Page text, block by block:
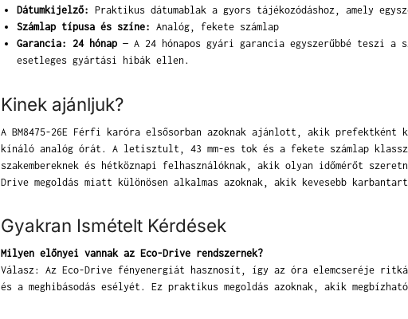
Dátumkijelző: Praktikus dátumablak a gyors tájékozódáshoz, amely
Számlap típusa és színe: Analóg, fekete számlap
Garancia: 24 hónap— A 24 hónapos gyári garancia egyszerűbbé teszi
esetleges gyártási hibák ellen.
Kinek ajánljuk?
A BM8475-26E Férfi karóra elsősorban azoknak ajánlott, akik prefektként
kínáló analóg órát. A letisztult, 43 mm-es tok és a fekete számlap
szakembereknek és hétköznapi felhasználóknak, akik olyan időmérőt
Drive megoldás miatt különösen alkalmas azoknak, akik kevesebb
Gyakran Ismételt Kérdések
Milyen előnyei vannak az Eco-Drive rendszernek?
Válasz: Az Eco-Drive fényenergiát hasznosít, így az óra elemcseréje
és a meghibásodás esélyét. Ez praktikus megoldás azoknak, akik